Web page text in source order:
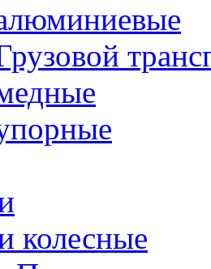
колесные